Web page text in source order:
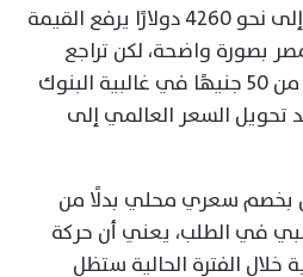
وأضاف أن وصول الأوقية إلى نحو 4260 دولارًا يرفع القيمة
بصورة واضحة، لكن تراجع
الدولار إلى مستويات أقل من 50 جنيهًا في غالبية البنوك
تحويل السعر العالمي إلى
بخصم سعري محلي بدلًا من
في الطلب، يعني أن حركة
الفترة الحالية ستظل